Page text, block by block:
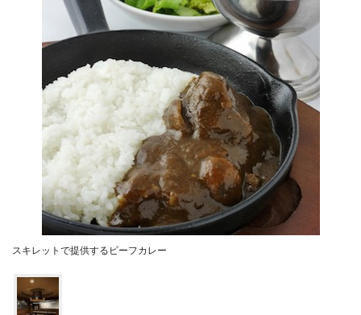
スキレットで提供するビーフカレー